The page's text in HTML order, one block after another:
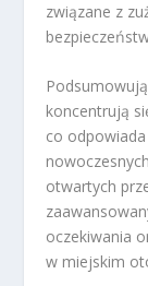
związane z
koncentrują
co
otwartych
oczekiwania
w miejskim